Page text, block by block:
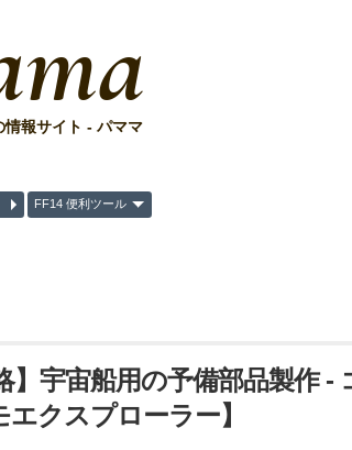
報サイト - パママ
FF14 便利ツール
】宇宙船用の予備部品製作
クスプローラー】